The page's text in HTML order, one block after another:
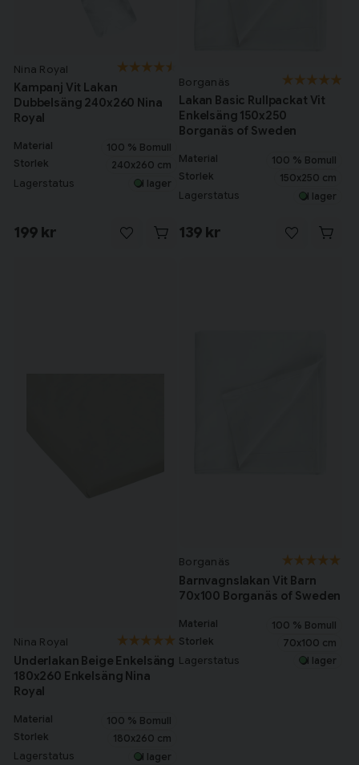
Nina Royal
Kampanj Vit Lakan
Dubbelsäng 240x260 Nina
Royal
Material
100 % Bomull
Storlek
240x260 cm
Lagerstatus I lager
199 kr
Borganäs
Lakan Basic Rullpackat Vit
Enkelsäng 150x250
Borganäs of Sweden
Material
100 % Bomull
Storlek
150x250 cm
Lagerstatus I lager
139 kr
Nina Royal
Underlakan Beige Enkelsäng
180x260 Enkelsäng Nina
Royal
Material
100 % Bomull
Storlek
180x260 cm
Lagerstatus I lager
Borganäs
Barnvagnslakan Vit Barn
70x100 Borganäs of Sweden
Material
100 % Bomull
Storlek
70x100 cm
Lagerstatus I lager